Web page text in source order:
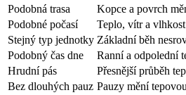
Podobná trasa
Kopce a povrch
Podobné počasí
Teplo, vítr a
Stejný typ jednotky Základní běh
Podobný čas dne
Ranní a odpolední
Hrudní pás
Přesnější průběh
Bez dlouhých pauz Pauzy mění